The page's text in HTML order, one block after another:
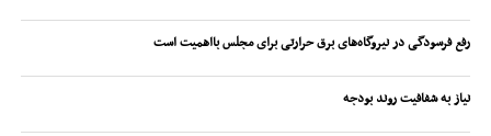
رفع فرسودگی در نیروگاه‌های برق حرارتی برای مجلس بااهمیت است
نیاز به شفافیت روند بودجه